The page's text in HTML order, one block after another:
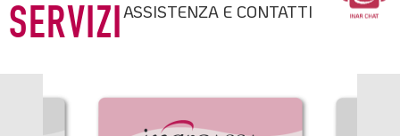
SERVIZIASSISTENZA E CONTATTI